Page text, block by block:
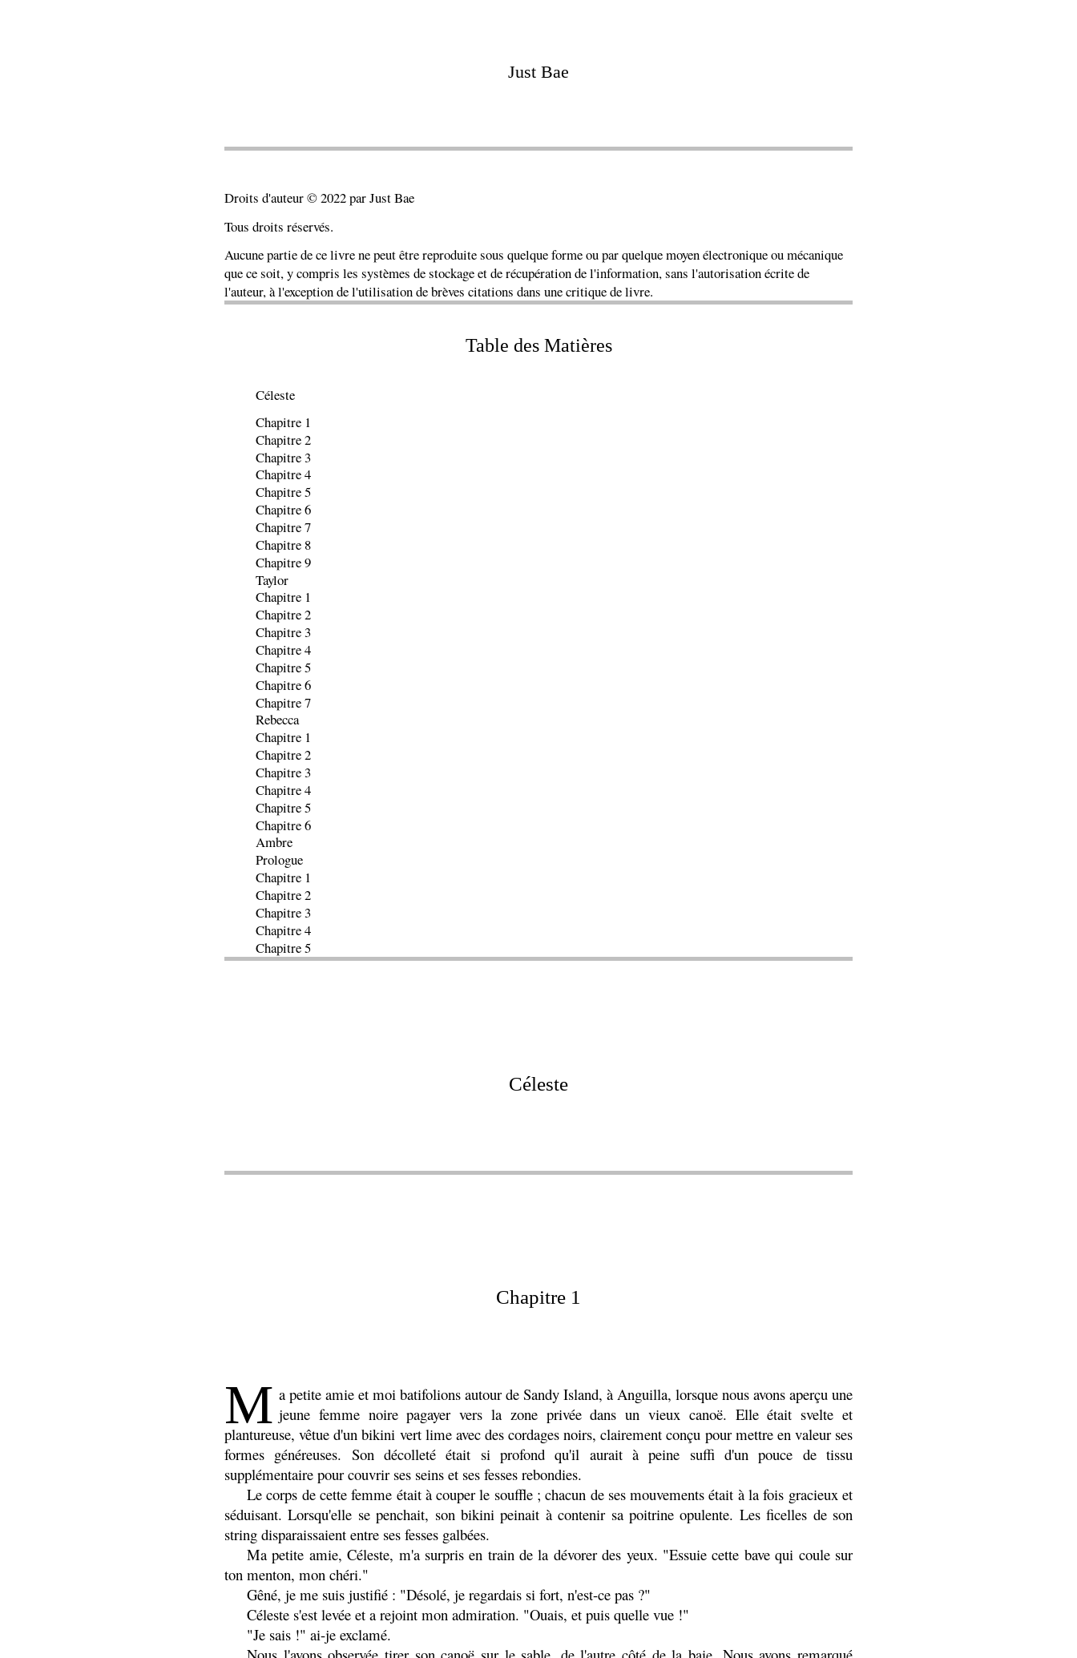
Just Bae
Droits d'auteur © 2022 par Just Bae
Tous droits réservés.
Aucune partie de ce livre ne peut être reproduite sous quelque forme ou par quelque moyen électronique ou mécanique
que ce soit, y compris les systèmes de stockage et de récupération de l'information, sans l'autorisation écrite de
l'auteur, à l'exception de l'utilisation de brèves citations dans une critique de livre.
Table des Matières
Céleste
Chapitre 1
Chapitre 2
Chapitre 3
Chapitre 4
Chapitre 5
Chapitre 6
Chapitre 7
Chapitre 8
Chapitre 9
Taylor
Chapitre 1
Chapitre 2
Chapitre 3
Chapitre 4
Chapitre 5
Chapitre 6
Chapitre 7
Rebecca
Chapitre 1
Chapitre 2
Chapitre 3
Chapitre 4
Chapitre 5
Chapitre 6
Ambre
Prologue
Chapitre 1
Chapitre 2
Chapitre 3
Chapitre 4
Chapitre 5
Céleste
Chapitre 1
M a petite amie et moi batifolions autour de Sandy Island, à Anguilla, lorsque nous avons aperçu une
jeune femme noire pagayer vers la zone privée dans un vieux canoë. Elle était svelte et
plantureuse, vêtue d'un bikini vert lime avec des cordages noirs, clairement conçu pour mettre en valeur ses
formes généreuses. Son décolleté était si profond qu'il aurait à peine suffi d'un pouce de tissu
supplémentaire pour couvrir ses seins et ses fesses rebondies.
Le corps de cette femme était à couper le souffle ; chacun de ses mouvements était à la fois gracieux et
séduisant. Lorsqu'elle se penchait, son bikini peinait à contenir sa poitrine opulente. Les ficelles de son
string disparaissaient entre ses fesses galbées.
Ma petite amie, Céleste, m'a surpris en train de la dévorer des yeux. "Essuie cette bave qui coule sur
ton menton, mon chéri."
Gêné, je me suis justifié : "Désolé, je regardais si fort, n'est-ce pas ?"
Céleste s'est levée et a rejoint mon admiration. "Ouais, et puis quelle vue !"
"Je sais !" ai-je exclamé.